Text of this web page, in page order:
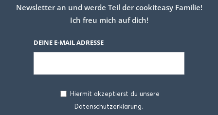
Newsletter an und werde Teil der cookiteasy Familie!
Ich freu mich auf dich!
DEINE E-MAIL ADRESSE
Hiermit akzeptierst du unsere
Datenschutzerklärung.